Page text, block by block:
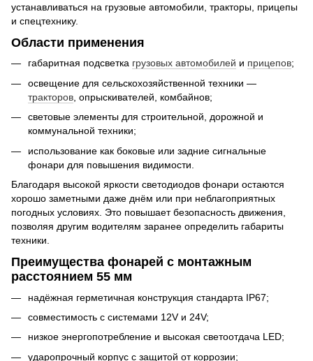
устанавливаться на грузовые автомобили, тракторы, прицепы
и спецтехнику.
Области применения
габаритная подсветка грузовых автомобилей и прицепов;
освещение для сельскохозяйственной техники —
тракторов , опрыскивателей, комбайнов;
световые элементы для строительной, дорожной и
коммунальной техники;
использование как боковые или задние сигнальные
фонари для повышения видимости.
Благодаря высокой яркости светодиодов фонари остаются
хорошо заметными даже днём или при неблагоприятных
погодных условиях. Это повышает безопасность движения,
позволяя другим водителям заранее определить габариты
техники.
Преимущества фонарей с монтажным
расстоянием 55 мм
надёжная герметичная конструкция стандарта IP67;
совместимость с системами 12V и 24V;
низкое энергопотребление и высокая светоотдача LED;
ударопрочный корпус с защитой от коррозии;